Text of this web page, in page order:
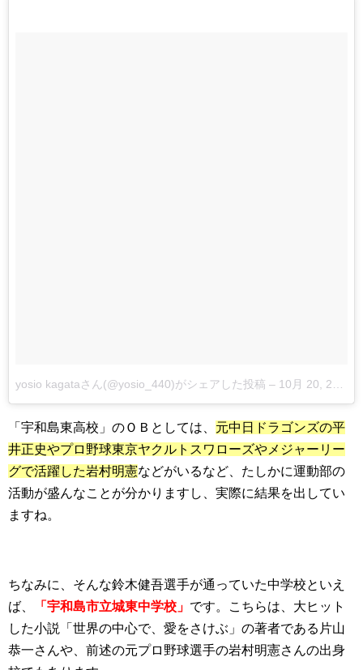
yosio kagataさん(@yosio_440)がシェアした投稿 – 10月 20, 2015 at 5:15午前 PDT
「宇和島東高校」のＯＢとしては、 元中日ドラゴンズの平
井正史やプロ野球東京ヤクルトスワローズやメジャーリー
グで活躍した岩村明憲などがいるなど、たしかに運動部の
活動が盛んなことが分かりますし、実際に結果を出してい
ますね。
ちなみに、そんな鈴木健吾選手が通っていた中学校といえ
ば、
「宇和島市立城東中学校」 です。こちらは、大ヒット
した小説「世界の中心で、愛をさけぶ」の著者である片山
恭一さんや、前述の元プロ野球選手の岩村明憲さんの出身